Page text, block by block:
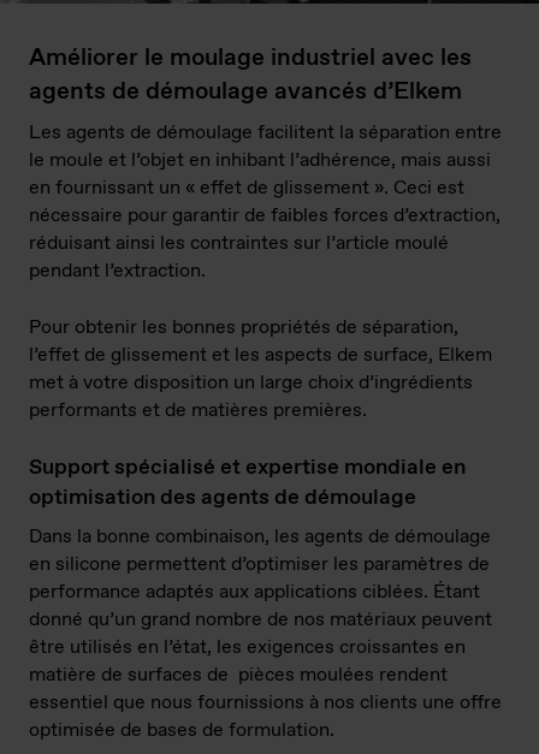
Améliorer le moulage industriel avec les
agents de démoulage avancés d’Elkem
Les agents de démoulage facilitent la séparation entre
le moule et l’objet en inhibant l’adhérence, mais aussi
en fournissant un « effet de glissement ». Ceci est
nécessaire pour garantir de faibles forces d’extraction,
réduisant ainsi les contraintes sur l’article moulé
pendant l’extraction.
Pour obtenir les bonnes propriétés de séparation,
l’effet de glissement et les aspects de surface, Elkem
met à votre disposition un large choix d’ingrédients
performants et de matières premières.
Support spécialisé et expertise mondiale en
optimisation des agents de démoulage
Dans la bonne combinaison, les agents de démoulage
en silicone permettent d’optimiser les paramètres de
performance adaptés aux applications ciblées. Étant
donné qu’un grand nombre de nos matériaux peuvent
être utilisés en l’état, les exigences croissantes en
matière de surfaces de pièces moulées rendent
essentiel que nous fournissions à nos clients une offre
optimisée de bases de formulation.